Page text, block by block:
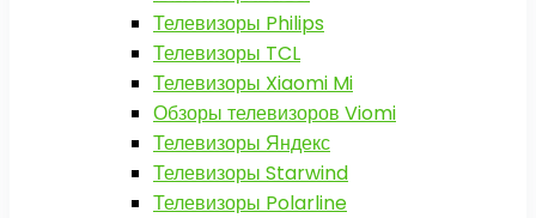
Телевизоры Philips
Телевизоры TCL
Телевизоры Xiaomi Mi
Обзоры телевизоров Viomi
Телевизоры Яндекс
Телевизоры Starwind
Телевизоры Polarline